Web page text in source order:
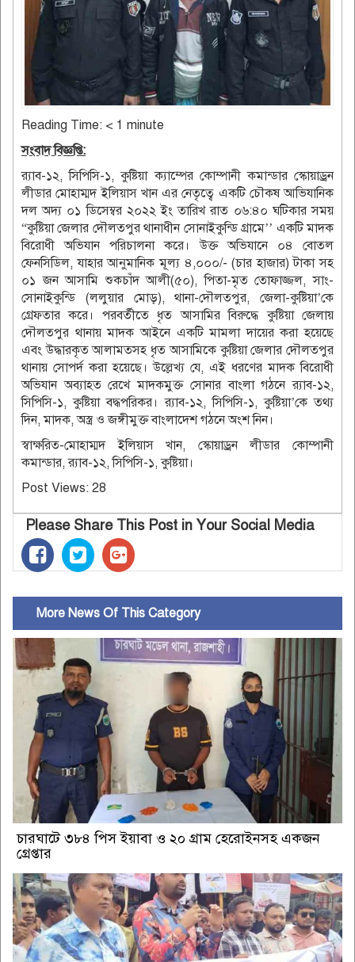
Reading Time: < 1 minute
সংবাদ বিজ্ঞপ্তি:
র‌্যাব-১২, সিপিসি-১, কুষ্টিয়া ক্যাম্পের কোম্পানী কমান্ডার স্কোয়াড্রন
লীডার মোহাম্মদ ইলিয়াস খান এর নেতৃত্বে একটি চৌকষ আভিযানিক
দল অদ্য ০১ ডিসেম্বর ২০২২ ইং তারিখ রাত ০৬:৪০ ঘটিকার সময়
“কুষ্টিয়া জেলার দৌলতপুর থানাধীন সোনাইকুন্ডি গ্রামে’’ একটি মাদক
বিরোধী অভিযান পরিচালনা করে। উক্ত অভিযানে ০৪ বোতল
ফেনসিডিল, যাহার আনুমানিক মূল্য ৪,০০০/- (চার হাজার) টাকা সহ
০১ জন আসামি শুকচাঁদ আলী(৫০), পিতা-মৃত তোফাজ্জল, সাং-
সোনাইকুন্ডি (ললুয়ার মোড়), থানা-দৌলতপুর, জেলা-কুষ্টিয়া’কে
গ্রেফতার করে। পরবর্তীতে ধৃত আসামির বিরুদ্ধে কুষ্টিয়া জেলায়
দৌলতপুর থানায় মাদক আইনে একটি মামলা দায়ের করা হয়েছে
এবং উদ্ধারকৃত আলামতসহ ধৃত আসামিকে কুষ্টিয়া জেলার দৌলতপুর
থানায় সোপর্দ করা হয়েছে। উল্লেখ্য যে, এই ধরণের মাদক বিরোধী
অভিযান অব্যাহত রেখে মাদকমুক্ত সোনার বাংলা গঠনে র‌্যাব-১২,
সিপিসি-১, কুষ্টিয়া বদ্ধপরিকর। র‌্যাব-১২, সিপিসি-১, কুষ্টিয়া’কে তথ্য
দিন, মাদক, অস্ত্র ও জঙ্গীমুক্ত বাংলাদেশ গঠনে অংশ নিন।
স্বাক্ষরিত-মোহাম্মদ ইলিয়াস খান, স্কোয়াড্রন লীডার কোম্পানী
কমান্ডার, র‌্যাব-১২, সিপিসি-১, কুষ্টিয়া।
Post Views: 28
Please Share This Post in Your Social Media
More News Of This Category
চারঘাটে ৩৮৪ পিস ইয়াবা ও ২০ গ্রাম হেরোইনসহ একজন
গ্রেপ্তার